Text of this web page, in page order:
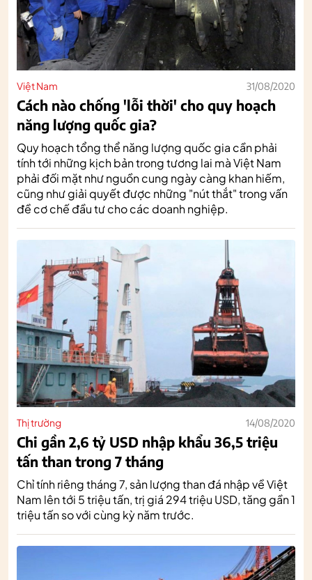
Việt Nam 31/08/2020
Cách nào chống 'lỗi thời' cho quy hoạch
năng lượng quốc gia?
Quy hoạch tổng thể năng lượng quốc gia cần phải
tính tới những kịch bản trong tương lai mà Việt Nam
phải đối mặt như nguồn cung ngày càng khan hiếm,
cũng như giải quyết được những "nút thắt" trong vấn
đề cơ chế đầu tư cho các doanh nghiệp.
Thị trường 14/08/2020
Chi gần 2,6 tỷ USD nhập khẩu 36,5 triệu
tấn than trong 7 tháng
Chỉ tính riêng tháng 7, sản lượng than đá nhập về Việt
Nam lên tới 5 triệu tấn, trị giá 294 triệu USD, tăng gần 1
triệu tấn so với cùng kỳ năm trước.